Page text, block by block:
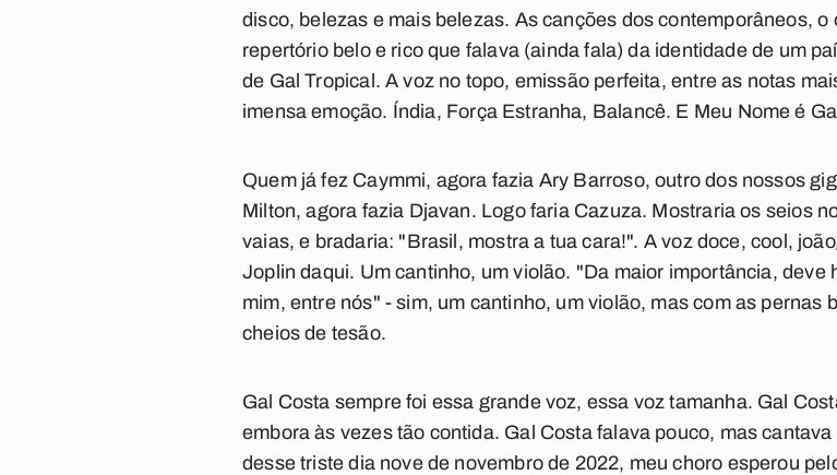
disco, belezas e mais belezas. As canções dos contemporâneos,
repertório belo e rico que falava (ainda fala) da identidade de um
de Gal Tropical . A voz no topo, emissão perfeita, entre as notas
imensa emoção. Índia, Força Estranha, Balancê. E Meu Nome é Gal
Quem já fez Caymmi, agora fazia Ary Barroso, outro dos nossos
Milton, agora fazia Djavan. Logo faria Cazuza. Mostraria os seios
vaias, e bradaria: "Brasil, mostra a tua cara!". A voz doce, cool,
Joplin daqui. Um cantinho, um violão. "Da maior importância, deve
mim, entre nós" - sim, um cantinho, um violão, mas com as pernas
cheios de tesão.
Gal Costa sempre foi essa grande voz, essa voz tamanha. Gal
embora às vezes tão contida. Gal Costa falava pouco, mas
desse triste dia nove de novembro de 2022, meu choro esperou